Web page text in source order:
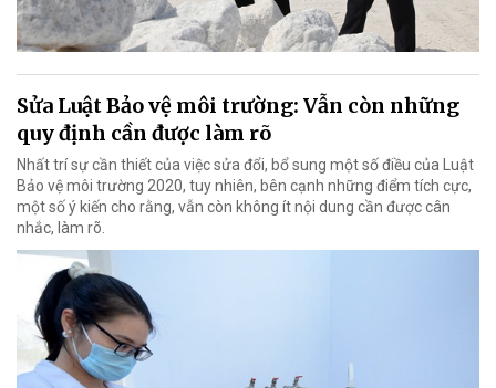
Sửa Luật Bảo vệ môi trường: Vẫn còn những
quy định cần được làm rõ
Nhất trí sự cần thiết của việc sửa đổi, bổ sung một số điều của Luật
Bảo vệ môi trường 2020, tuy nhiên, bên cạnh những điểm tích cực,
một số ý kiến cho rằng, vẫn còn không ít nội dung cần được cân
nhắc, làm rõ.